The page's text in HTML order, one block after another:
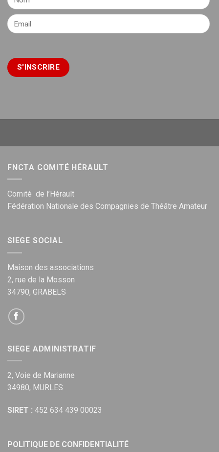
FNCTA COMITÉ HÉRAULT
Comité de l’Hérault
Fédération Nationale des Compagnies de Théâtre Amateur
SIEGE SOCIAL
Maison des associations
2, rue de la Mosson
34790, GRABELS
SIEGE ADMINISTRATIF
2, Voie de Marianne
34980, MURLES
SIRET : 452 634 439 00023
POLITIQUE DE CONFIDENTIALITÉ